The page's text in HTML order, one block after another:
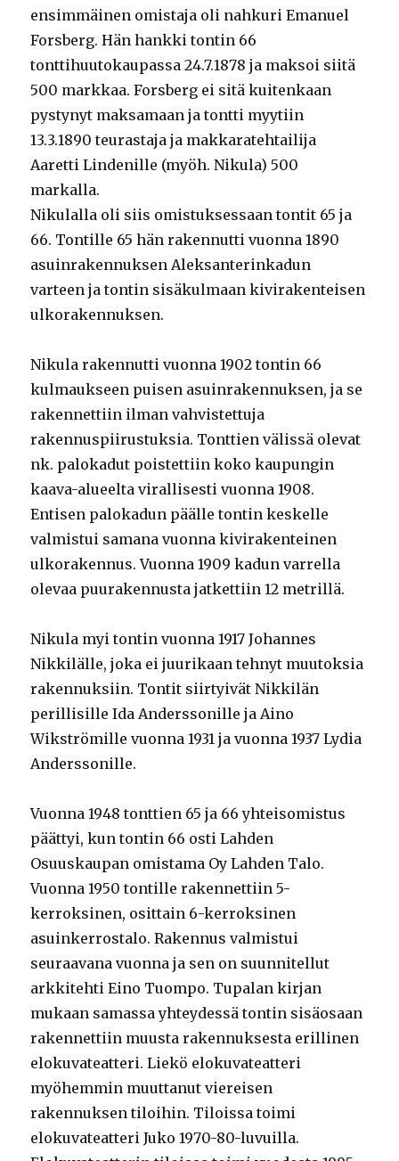
ensimmäinen omistaja oli nahkuri Emanuel
Forsberg. Hän hankki tontin 66
tonttihuutokaupassa 24.7.1878 ja maksoi siitä
500 markkaa. Forsberg ei sitä kuitenkaan
pystynyt maksamaan ja tontti myytiin
13.3.1890 teurastaja ja makkaratehtailija
Aaretti Lindenille (myöh. Nikula) 500
markalla.
Nikulalla oli siis omistuksessaan tontit 65 ja
66. Tontille 65 hän rakennutti vuonna 1890
asuinrakennuksen Aleksanterinkadun
varteen ja tontin sisäkulmaan kivirakenteisen
ulkorakennuksen.
Nikula rakennutti vuonna 1902 tontin 66
kulmaukseen puisen asuinrakennuksen, ja se
rakennettiin ilman vahvistettuja
rakennuspiirustuksia. Tonttien välissä olevat
nk. palokadut poistettiin koko kaupungin
kaava-alueelta virallisesti vuonna 1908.
Entisen palokadun päälle tontin keskelle
valmistui samana vuonna kivirakenteinen
ulkorakennus. Vuonna 1909 kadun varrella
olevaa puurakennusta jatkettiin 12 metrillä.
Nikula myi tontin vuonna 1917 Johannes
Nikkilälle, joka ei juurikaan tehnyt muutoksia
rakennuksiin. Tontit siirtyivät Nikkilän
perillisille Ida Anderssonille ja Aino
Wikströmille vuonna 1931 ja vuonna 1937 Lydia
Anderssonille.
Vuonna 1948 tonttien 65 ja 66 yhteisomistus
päättyi, kun tontin 66 osti Lahden
Osuuskaupan omistama Oy Lahden Talo.
Vuonna 1950 tontille rakennettiin 5-
kerroksinen, osittain 6-kerroksinen
asuinkerrostalo. Rakennus valmistui
seuraavana vuonna ja sen on suunnitellut
arkkitehti Eino Tuompo. Tupalan kirjan
mukaan samassa yhteydessä tontin sisäosaan
rakennettiin muusta rakennuksesta erillinen
elokuvateatteri. Liekö elokuvateatteri
myöhemmin muuttanut viereisen
rakennuksen tiloihin. Tiloissa toimi
elokuvateatteri Juko 1970-80-luvuilla.